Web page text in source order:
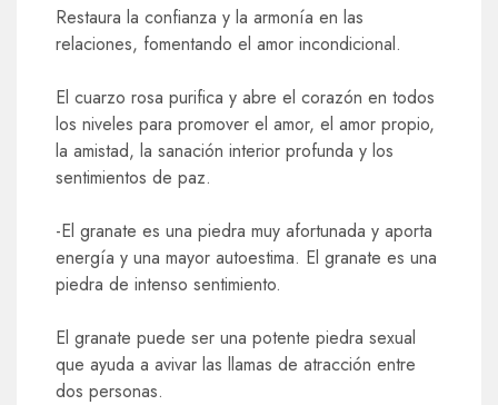
Restaura la confianza y la armonía en las
relaciones, fomentando el amor incondicional.
El cuarzo rosa purifica y abre el corazón en todos
los niveles para promover el amor, el amor propio,
la amistad, la sanación interior profunda y los
sentimientos de paz.
-El granate es una piedra muy afortunada y aporta
energía y una mayor autoestima. El granate es una
piedra de intenso sentimiento.
El granate puede ser una potente piedra sexual
que ayuda a avivar las llamas de atracción entre
dos personas.